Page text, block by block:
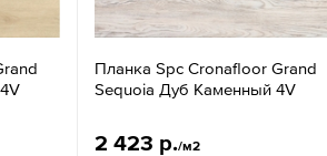
Планка Spc Cronafloor Grand
Sequoia Дуб Каменный 4V
2 423 р./м2